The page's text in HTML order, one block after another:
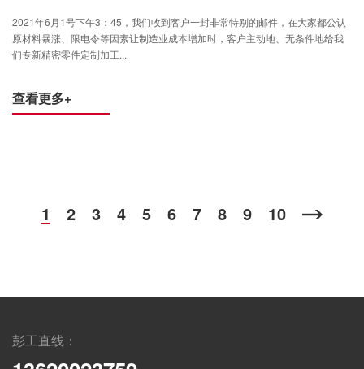
2021年6月1号下午3：45，我们收到客户一封非常特别的邮件，在大家都公认
原材料暴涨、限电令等因素让制造业成本增加时，客户主动地、无条件地给我
们专新精密零件定制加工...
查看更多+
1 2 3 4 5 6 7 8 9 10
彭工直线：